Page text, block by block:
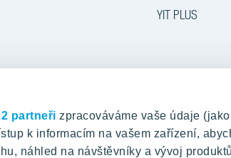
partneři zpracováváme vaše údaje
k informacím na vašem zařízení,
náhled na návštěvníky a vývoj
YIT PLUS